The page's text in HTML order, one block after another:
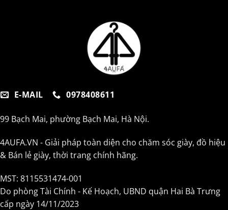
E-MAIL 0978408611
99 Bạch Mai, phường Bạch Mai, Hà Nội.
4AUFA.VN - Giải pháp toàn diện cho chăm sóc giày, đồ hiệu
& Bán lẻ giày, thời trang chính hãng.
MST: 8115531474-001
Do phòng Tài Chính - Kế Hoạch, UBND quận Hai Bà Trưng
cấp ngày 14/11/2023